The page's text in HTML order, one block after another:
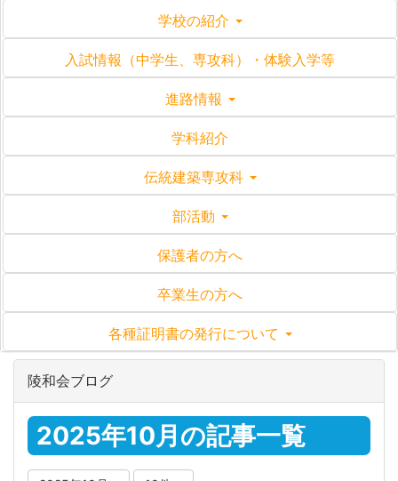
学校の紹介
入試情報（中学生、専攻科）・体験入学等
進路情報
学科紹介
伝統建築専攻科
部活動
保護者の方へ
卒業生の方へ
各種証明書の発行について
陵和会ブログ
2025年10月の記事一覧